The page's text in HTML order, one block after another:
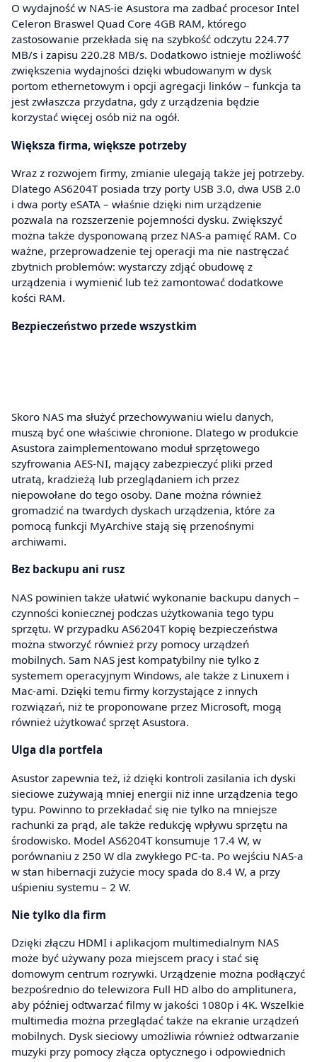
O wydajność w NAS-ie Asustora ma zadbać procesor Intel
Celeron Braswel Quad Core 4GB RAM, którego
zastosowanie przekłada się na szybkość odczytu 224.77
MB/s i zapisu 220.28 MB/s. Dodatkowo istnieje możliwość
zwiększenia wydajności dzięki wbudowanym w dysk
portom ethernetowym i opcji agregacji linków – funkcja ta
jest zwłaszcza przydatna, gdy z urządzenia będzie
korzystać więcej osób niż na ogół.
Większa firma, większe potrzeby
Wraz z rozwojem firmy, zmianie ulegają także jej potrzeby.
Dlatego AS6204T posiada trzy porty USB 3.0, dwa USB 2.0
i dwa porty eSATA – właśnie dzięki nim urządzenie
pozwala na rozszerzenie pojemności dysku. Zwiększyć
można także dysponowaną przez NAS-a pamięć RAM. Co
ważne, przeprowadzenie tej operacji ma nie nastręczać
zbytnich problemów: wystarczy zdjąć obudowę z
urządzenia i wymienić lub też zamontować dodatkowe
kości RAM.
Bezpieczeństwo przede wszystkim
Skoro NAS ma służyć przechowywaniu wielu danych,
muszą być one właściwie chronione. Dlatego w produkcie
Asustora zaimplementowano moduł sprzętowego
szyfrowania AES-NI, mający zabezpieczyć pliki przed
utratą, kradzieżą lub przeglądaniem ich przez
niepowołane do tego osoby. Dane można również
gromadzić na twardych dyskach urządzenia, które za
pomocą funkcji MyArchive stają się przenośnymi
archiwami.
Bez backupu ani rusz
NAS powinien także ułatwić wykonanie backupu danych –
czynności koniecznej podczas użytkowania tego typu
sprzętu. W przypadku AS6204T kopię bezpieczeństwa
można stworzyć również przy pomocy urządzeń
mobilnych. Sam NAS jest kompatybilny nie tylko z
systemem operacyjnym Windows, ale także z Linuxem i
Mac-ami. Dzięki temu firmy korzystające z innych
rozwiązań, niż te proponowane przez Microsoft, mogą
również użytkować sprzęt Asustora.
Ulga dla portfela
Asustor zapewnia też, iż dzięki kontroli zasilania ich dyski
sieciowe zużywają mniej energii niż inne urządzenia tego
typu. Powinno to przekładać się nie tylko na mniejsze
rachunki za prąd, ale także redukcję wpływu sprzętu na
środowisko. Model AS6204T konsumuje 17.4 W, w
porównaniu z 250 W dla zwykłego PC-ta. Po wejściu NAS-a
w stan hibernacji zużycie mocy spada do 8.4 W, a przy
uśpieniu systemu – 2 W.
Nie tylko dla firm
Dzięki złączu HDMI i aplikacjom multimedialnym NAS
może być używany poza miejscem pracy i stać się
domowym centrum rozrywki. Urządzenie można podłączyć
bezpośrednio do telewizora Full HD albo do amplitunera,
aby później odtwarzać filmy w jakości 1080p i 4K. Wszelkie
multimedia można przeglądać także na ekranie urządzeń
mobilnych. Dysk sieciowy umożliwia również odtwarzanie
muzyki przy pomocy złącza optycznego i odpowiednich